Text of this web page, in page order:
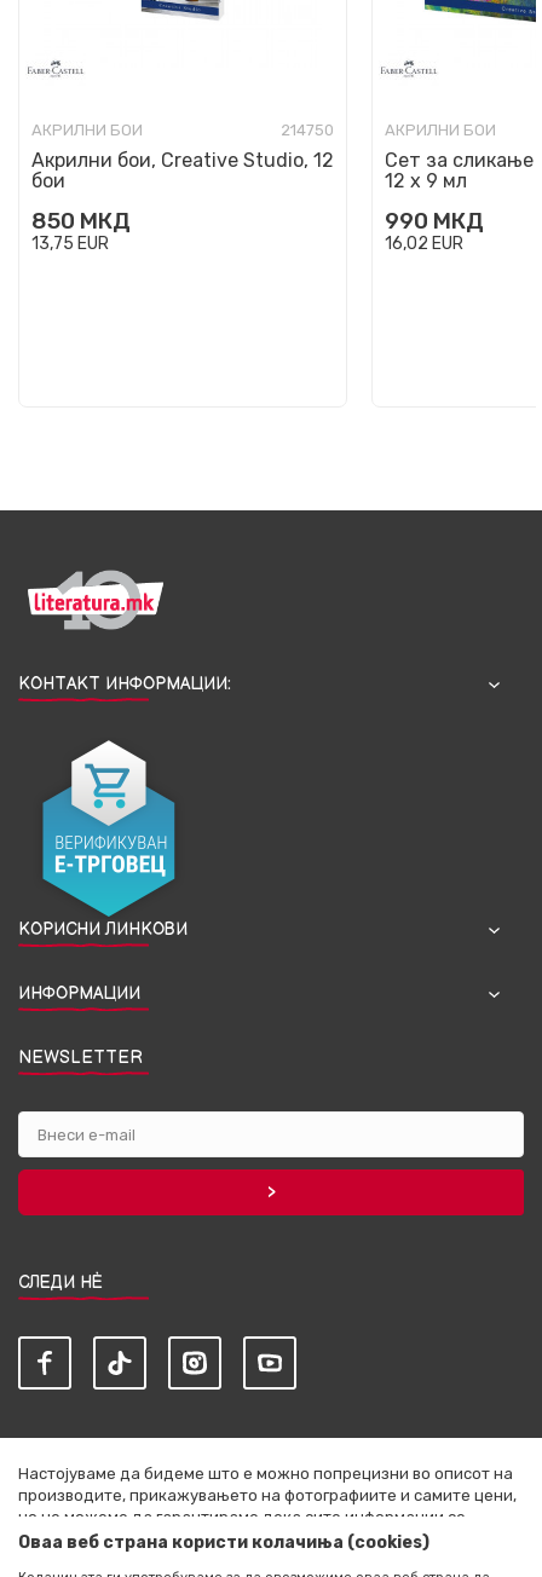
АКРИЛНИ БОИ 214750
Акрилни бои, Creative Studio, 12
бои
850 МКД
13,75 EUR
АКРИЛНИ БОИ
Сет за сликање
12 х 9 мл
990 МКД
16,02 EUR
КОНТАКТ ИНФОРМАЦИИ:
КОРИСНИ ЛИНКОВИ
ИНФОРМАЦИИ
NEWSLETTER
СЛЕДИ НЀ
Настојуваме да бидеме што е можно попрецизни во описот на
производите, прикажувањето на фотографиите и самите цени,
но не можеме да гарантираме дека сите информации се
комплетни и без грешки. Сите артикли прикажани на сајтот се
Оваа веб страна користи колачиња (cookies)